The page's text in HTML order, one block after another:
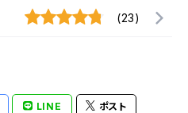
(23)
LINE ポスト